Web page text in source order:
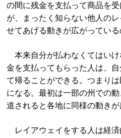
の間に残金を支払って商品を
が、まったく知らない他人の
せてあげる動きが広がっている
本来自分が払わなくてはい
金を支払ってもらった人は、
て帰ることができる。つまり
になる。最初は一部の州での
道されると各地に同様の動きが
レイアウェイをする人は経済